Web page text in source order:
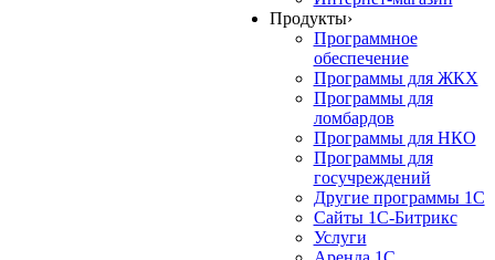
Продукты›
Программное
обеспечение
Программы для ЖКХ
Программы для
ломбардов
Программы для НКО
Программы для
госучреждений
Другие программы 1С
Сайты 1С-Битрикс
Услуги